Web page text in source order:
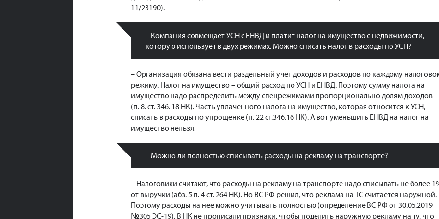
11/23190).
– Компания совмещает УСН с ЕНВД и платит налог на имущество с недвижимости,
которую использует в двух режимах. Можно списать налог в расходы по УСН?
– Организация обязана вести раздельный учет доходов и расходов по каждому
режиму. Налог на имущество – общий расход по УСН и ЕНВД. Поэтому сумму налога на
имущество надо распределить между спецрежимами пропорционально долям доходов
(п. 8. ст. 346. 18 НК). Часть уплаченного налога на имущество, которая относится к УСН,
списать в расходы по упрощенке (п. 22 ст.346.16 НК). А вот уменьшить ЕНВД на налог на
имущество нельзя.
– Можно ли полностью списывать расходы на рекламу на транспорте?
– Налоговики считают, что расходы на рекламу на транспорте надо списывать не более
от выручки (абз. 5 п. 4 ст. 264 НК). Но ВС РФ решил, что реклама на ТС считается наружной.
Поэтому расходы на нее можно учитывать полностью (определение ВС РФ от 30.05.2019
№305 ЭС-19). В НК не прописали признаки, чтобы поделить наружную рекламу на ту, что